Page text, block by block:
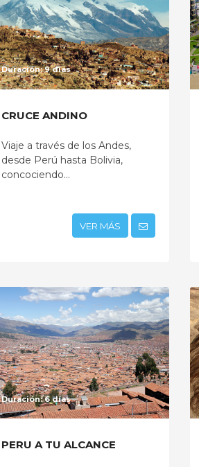
Duración: 9 días
CRUCE ANDINO
Viaje a través de los Andes,
desde Perú hasta Bolivia,
concociendo...
VER MÁS
Duración: 6 días
PERU A TU ALCANCE